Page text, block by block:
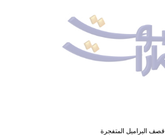
قصف البراميل المتفجرة